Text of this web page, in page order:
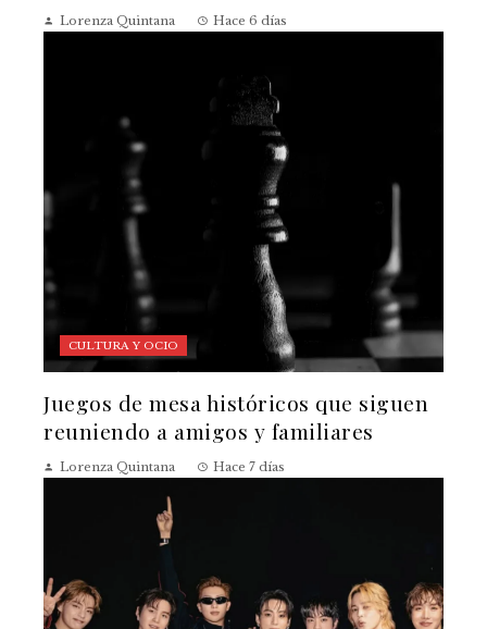
Lorenza Quintana Hace 6 días
CULTURA Y OCIO
Juegos de mesa históricos que siguen
reuniendo a amigos y familiares
Lorenza Quintana Hace 7 días